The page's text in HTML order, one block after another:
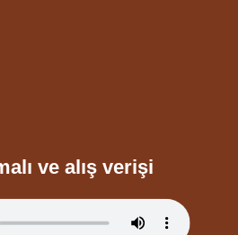
ve alış verişi